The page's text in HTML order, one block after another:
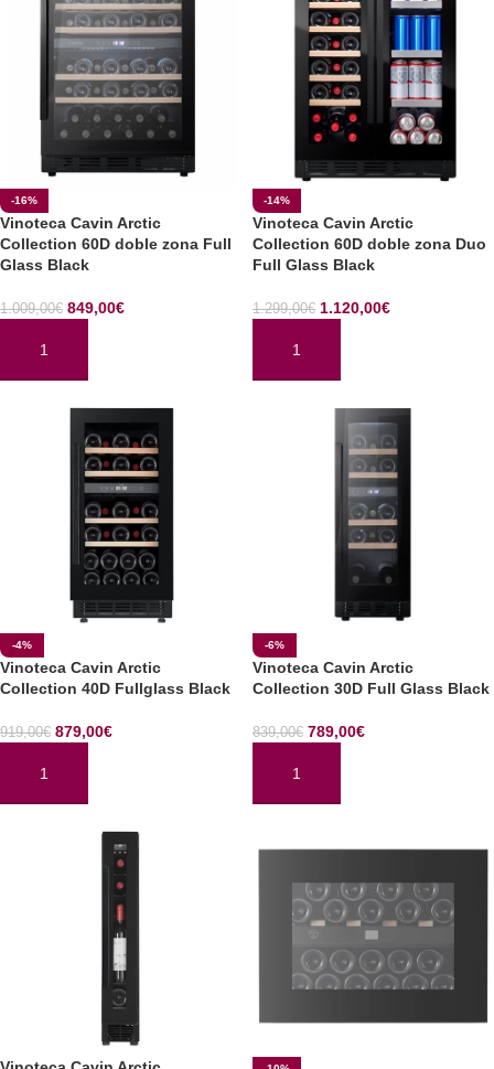
-16%
Vinoteca Cavin Arctic
Collection 60D doble zona Full
Glass Black
1.009,00€ 849,00€
AÑADIR AL CARRITO
-14%
Vinoteca Cavin Arctic
Collection 60D doble zona Duo
Full Glass Black
1.299,00€ 1.120,00€
AÑADIR AL CARRITO
-4%
Vinoteca Cavin Arctic
Collection 40D Fullglass Black
919,00€ 879,00€
AÑADIR AL CARRITO
-6%
Vinoteca Cavin Arctic
Collection 30D Full Glass Black
839,00€ 789,00€
AÑADIR AL CARRITO